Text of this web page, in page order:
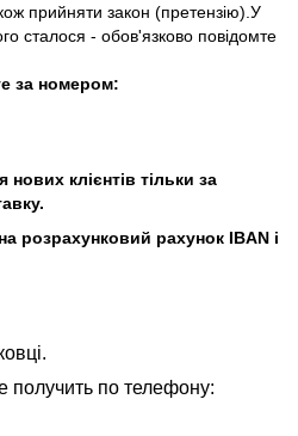
прийняти закон (претензію).У
сталося - обов'язково повідомте
за номером:
клієнтів тільки за
розрахунковий рахунок IBAN і
получить по телефону: